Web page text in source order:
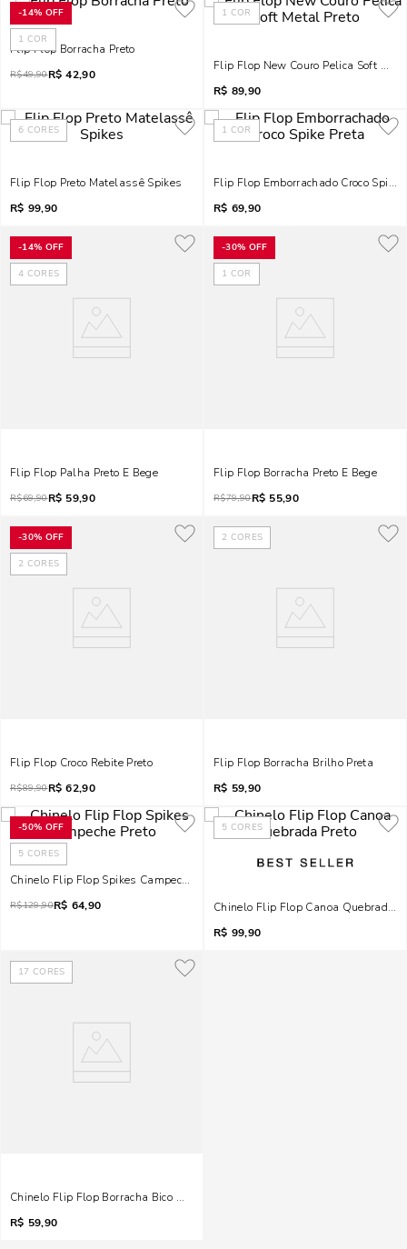
-14% OFF
1 COR
Flip Flop Borracha Preto
R$49,90R$ 42,90
1 COR
Flip Flop New Couro Pelica Soft
R$ 89,90
6 CORES
Flip Flop Preto Matelassê Spikes
R$ 99,90
1 COR
Flip Flop Emborrachado Croco Spike
R$ 69,90
-14% OFF
4 CORES
Flip Flop Palha Preto E Bege
R$69,90R$ 59,90
-30% OFF
1 COR
Flip Flop Borracha Preto E Bege
R$79,90R$ 55,90
-30% OFF
2 CORES
Flip Flop Croco Rebite Preto
R$89,90R$ 62,90
2 CORES
Flip Flop Borracha Brilho Preta
R$ 59,90
-50% OFF
5 CORES
Chinelo Flip Flop Spikes Campeche Preto
R$129,90R$ 64,90
5 CORES
Chinelo Flip Flop Canoa Quebrada
R$ 99,90
17 CORES
Chinelo Flip Flop Borracha Bico Quadrado Preto
R$ 59,90